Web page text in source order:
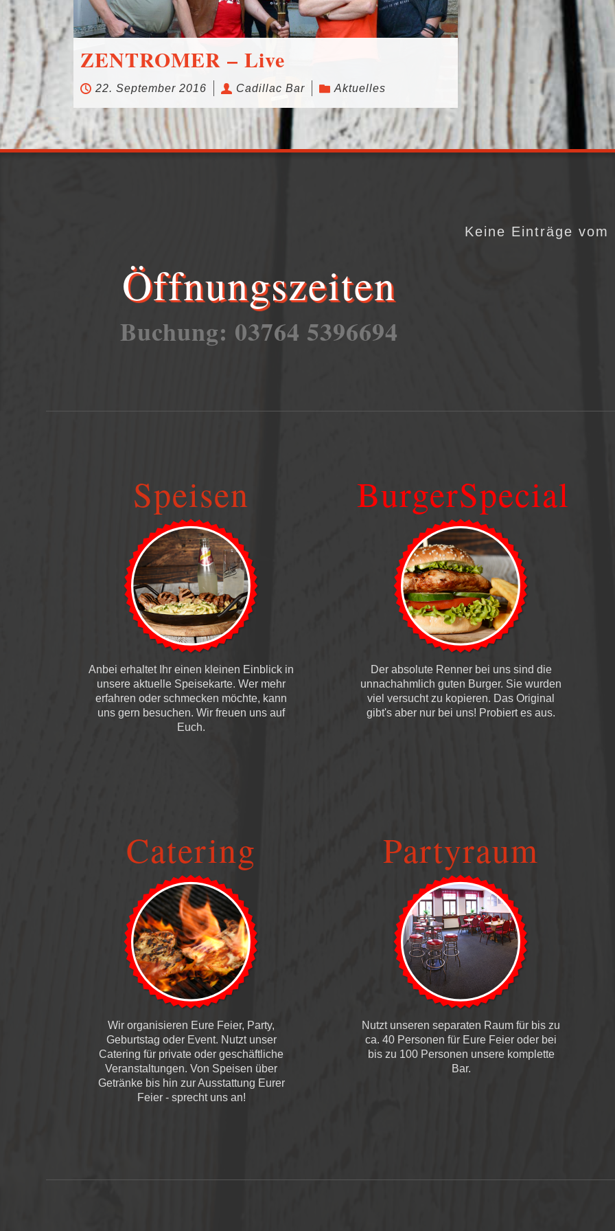
ZENTROMER – Live
22. September 2016 Cadillac Bar Aktuelles
dürfen.
Karten
zur
Öffnungszeiten
Buchung: 03764 5396694
Keine Einträge
Speisen
Anbei erhaltet Ihr einen kleinen Einblick in
unsere aktuelle Speisekarte. Wer mehr
erfahren oder schmecken möchte, kann
uns gern besuchen. Wir freuen uns auf
Euch.
BurgerSpecial
Der absolute Renner bei uns sind die
unnachahmlich guten Burger. Sie wurden
viel versucht zu kopieren. Das Original
gibt's aber nur bei uns! Probiert es aus.
Catering
Wir organisieren Eure Feier, Party,
Geburtstag oder Event. Nutzt unser
Catering für private oder geschäftliche
Veranstaltungen. Von Speisen über
Getränke bis hin zur Ausstattung Eurer
Feier - sprecht uns an!
Partyraum
Nutzt unseren separaten Raum für bis zu
ca. 40 Personen für Eure Feier oder bei
bis zu 100 Personen unsere komplette
Bar.